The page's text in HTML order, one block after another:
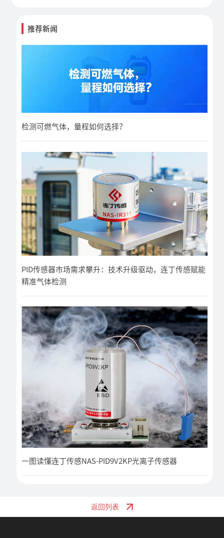
推荐新闻
检测可燃气体，量程如何选择？
PID传感器市场需求攀升：技术升级驱动，连丁传感赋能
精准气体检测
一图读懂连丁传感NAS-PID9V2KP光离子传感器
返回列表